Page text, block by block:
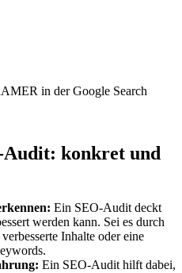
Audit: konkret und
Ein SEO-Audit deckt
werden kann. Sei es durch
Inhalte oder eine
Ein SEO-Audit hilft dabei,